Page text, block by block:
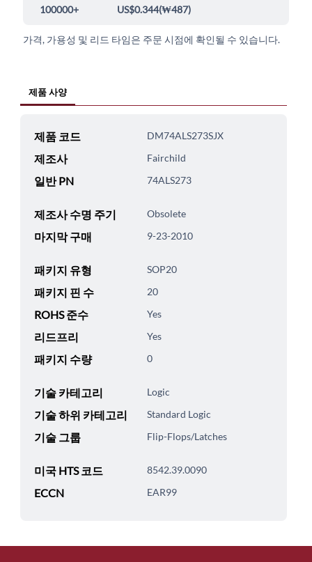
100000+ US$0.344(₩487)
가격, 가용성 및 리드 타임은 주문 시점에 확인될 수 있습니다.
제품 사양
제품 코드 DM74ALS273SJX
제조사 Fairchild
일반 PN 74ALS273
제조사 수명 주기 Obsolete
마지막 구매 9-23-2010
패키지 유형 SOP20
패키지 핀 수 20
ROHS 준수 Yes
리드프리 Yes
패키지 수량 0
기술 카테고리 Logic
기술 하위 카테고리 Standard Logic
기술 그룹 Flip-Flops/Latches
미국 HTS 코드 8542.39.0090
ECCN EAR99